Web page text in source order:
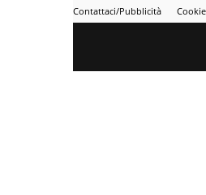
Contattaci/Pubblicità